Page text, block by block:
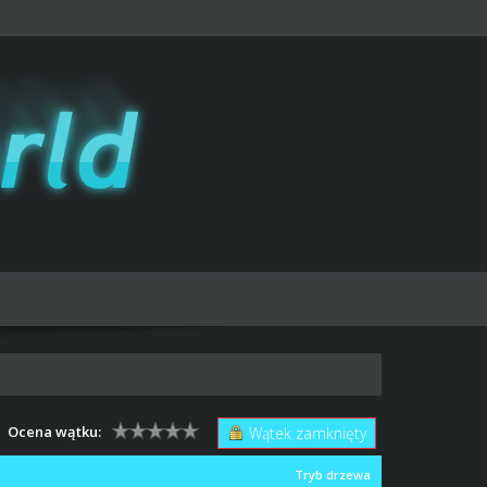
Wątek zamknięty
Ocena wątku:
Tryb drzewa